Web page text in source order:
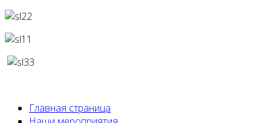
Главная страница